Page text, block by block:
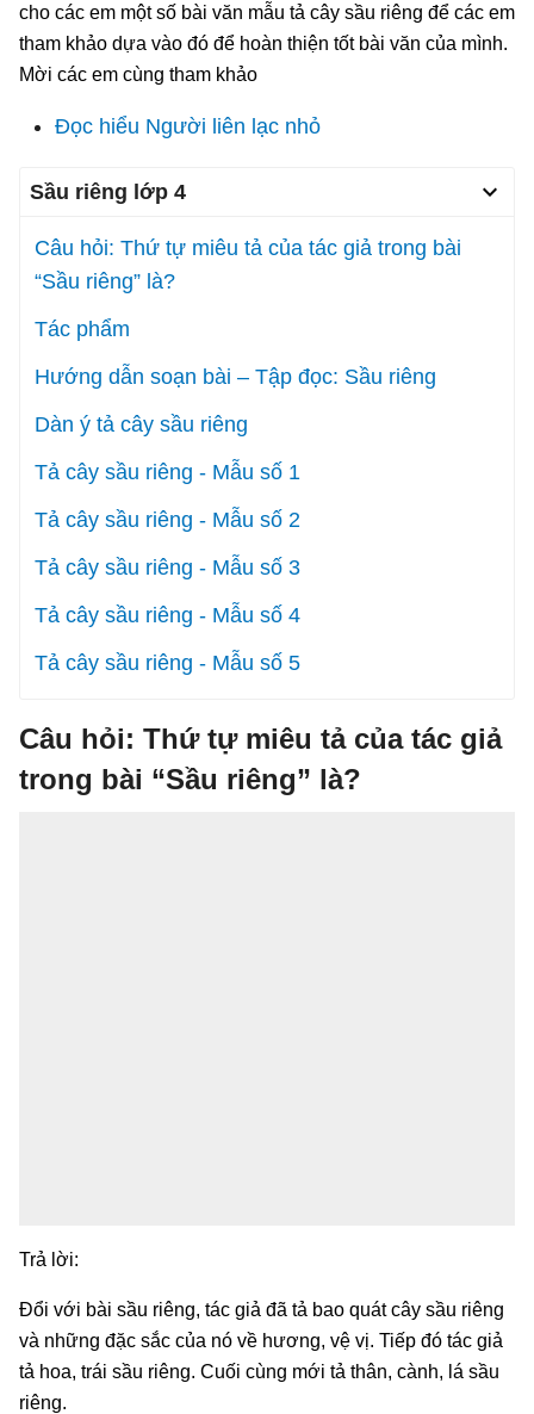
cho các em một số bài văn mẫu tả cây sầu riêng để các em
tham khảo dựa vào đó để hoàn thiện tốt bài văn của mình.
Mời các em cùng tham khảo
Đọc hiểu Người liên lạc nhỏ
Sầu riêng lớp 4
Câu hỏi: Thứ tự miêu tả của tác giả trong bài
“Sầu riêng” là?
Tác phẩm
Hướng dẫn soạn bài – Tập đọc: Sầu riêng
Dàn ý tả cây sầu riêng
Tả cây sầu riêng - Mẫu số 1
Tả cây sầu riêng - Mẫu số 2
Tả cây sầu riêng - Mẫu số 3
Tả cây sầu riêng - Mẫu số 4
Tả cây sầu riêng - Mẫu số 5
Câu hỏi: Thứ tự miêu tả của tác giả
trong bài “Sầu riêng” là?
Trả lời:
Đổi với bài sầu riêng, tác giả đã tả bao quát cây sầu riêng
và những đặc sắc của nó về hương, vệ vị. Tiếp đó tác giả
tả hoa, trái sầu riêng. Cuối cùng mới tả thân, cành, lá sầu
riêng.